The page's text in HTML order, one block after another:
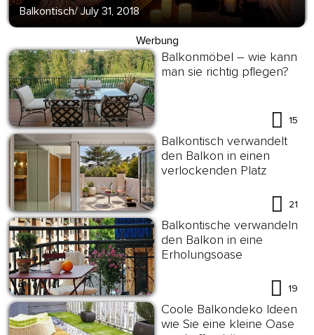
Balkontisch/ July 31, 2018
Werbung
Balkonmöbel – wie kann
man sie richtig pflegen?
15
Balkontisch verwandelt
den Balkon in einen
verlockenden Platz
21
Balkontische verwandeln
den Balkon in eine
Erholungsoase
19
Coole Balkondeko Ideen
wie Sie eine kleine Oase